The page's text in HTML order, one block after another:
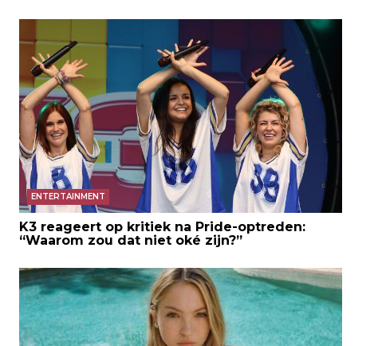
ENTERTAINMENT
K3 reageert op kritiek na Pride-optreden:
“Waarom zou dat niet oké zijn?”